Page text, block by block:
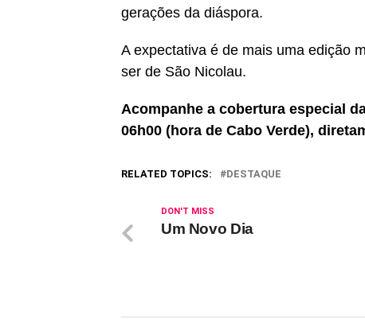
gerações da diáspora.
A expectativa é de mais uma edição
ser de São Nicolau.
Acompanhe a cobertura especial
06h00 (hora de Cabo Verde),
RELATED TOPICS: DESTAQUE
DON'T MISS
Um Novo Dia